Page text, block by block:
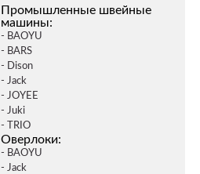
Промышленные швейные
машины:
- BAOYU
- BARS
- Dison
- Jack
- JOYEE
- Juki
- TRIO
Оверлоки:
- BAOYU
- Jack